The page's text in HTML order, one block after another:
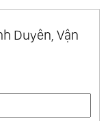
Minh Rằng,
Khác Biết
Mạnh Mẽ Thế
Để Thu
Duyên, Vận